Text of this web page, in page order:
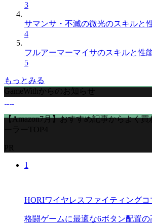
3
サマンサ・不滅の微光のスキルと
4
フルアーマーマイサのスキルと性
5
もっとみる
GameWithからのお知らせ
【Amazon7月】おすすめ記事からよく
ーラーTOP4
PR
1
HORIワイヤレスファイティングコ
格闘ゲームに最適な6ボタン配置